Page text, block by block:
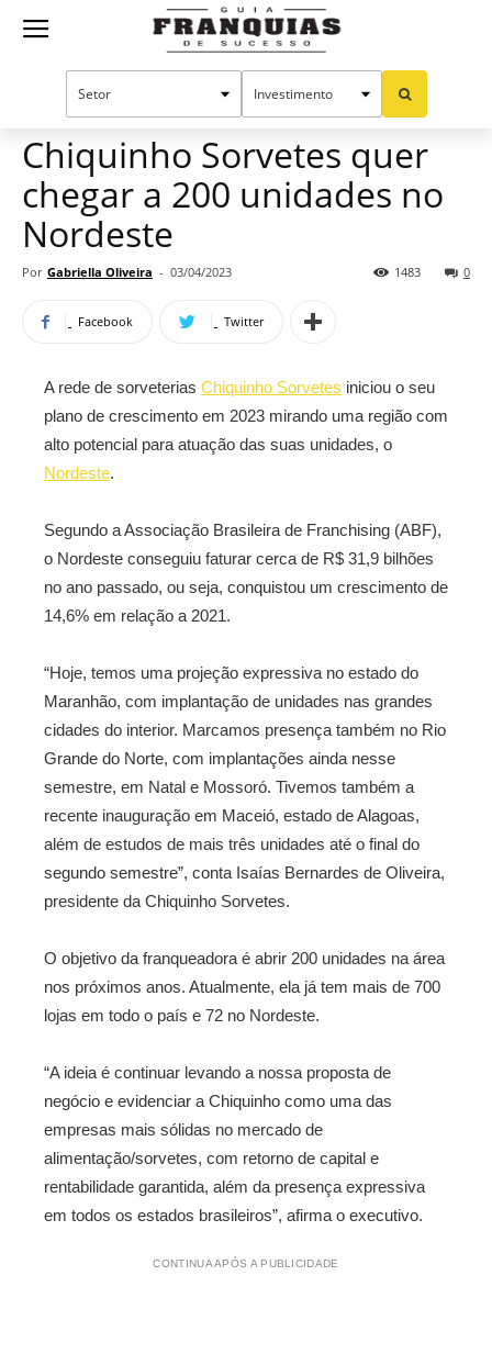
Guia
Mercado de franquias
Chiquinho Sorvetes quer
chegar a 200 unidades no
Nordeste
Por Gabriella Oliveira - 03/04/2023 0
1483
Facebook Twitter
A rede de sorveterias Chiquinho Sorvetes iniciou o seu
plano de crescimento em 2023 mirando uma região com
alto potencial para atuação das suas unidades, o
Nordeste.
Segundo a Associação Brasileira de Franchising (ABF),
o Nordeste conseguiu faturar cerca de R$ 31,9 bilhões
no ano passado, ou seja, conquistou um crescimento de
14,6% em relação a 2021.
“Hoje, temos uma projeção expressiva no estado do
Maranhão, com implantação de unidades nas grandes
cidades do interior. Marcamos presença também no Rio
Grande do Norte, com implantações ainda nesse
semestre, em Natal e Mossoró. Tivemos também a
recente inauguração em Maceió, estado de Alagoas,
além de estudos de mais três unidades até o final do
segundo semestre”, conta Isaías Bernardes de Oliveira,
presidente da Chiquinho Sorvetes.
O objetivo da franqueadora é abrir 200 unidades na área
nos próximos anos. Atualmente, ela já tem mais de 700
lojas em todo o país e 72 no Nordeste.
“A ideia é continuar levando a nossa proposta de
negócio e evidenciar a Chiquinho como uma das
empresas mais sólidas no mercado de
alimentação/sorvetes, com retorno de capital e
rentabilidade garantida, além da presença expressiva
em todos os estados brasileiros”, afirma o executivo.
CONTINUA APÓS A PUBLICIDADE